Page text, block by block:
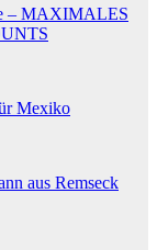
– MAXIMALES
Mexiko
aus Remseck